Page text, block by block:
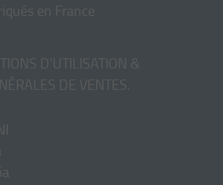
en France
D'UTILISATION &
DE VENTES